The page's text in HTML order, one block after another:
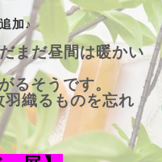
加♪
まだ昼間は暖かい
るそうです。
織るものを忘れ